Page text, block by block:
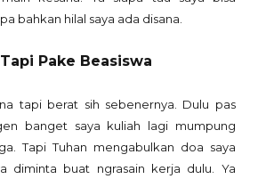
bahkan hilal saya ada disana.
Pake Beasiswa
tapi berat sih sebenernya. Dulu pas
banget saya kuliah lagi mumpung
Tapi Tuhan mengabulkan doa saya
diminta buat ngrasain kerja dulu. Ya